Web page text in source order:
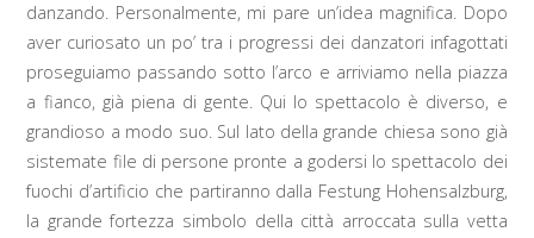
danzando. Personalmente, mi pare un’idea magnifica. Dopo
aver curiosato un po’ tra i progressi dei danzatori infagottati
proseguiamo passando sotto l’arco e arriviamo nella piazza
a fianco, già piena di gente. Qui lo spettacolo è diverso, e
grandioso a modo suo. Sul lato della grande chiesa sono già
sistemate file di persone pronte a godersi lo spettacolo dei
fuochi d’artificio che partiranno dalla Festung Hohensalzburg,
la grande fortezza simbolo della città arroccata sulla vetta